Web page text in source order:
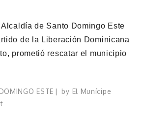
de Santo Domingo Este
de la Liberación Dominicana
prometió rescatar el municipio
ESTE by El Munícipe
on